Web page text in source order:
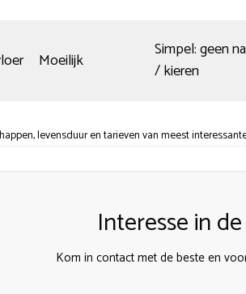
Moeilijk
Simpel: geen
/ kieren
levensduur en tarieven van meest
Interesse in
Kom in contact met de beste en